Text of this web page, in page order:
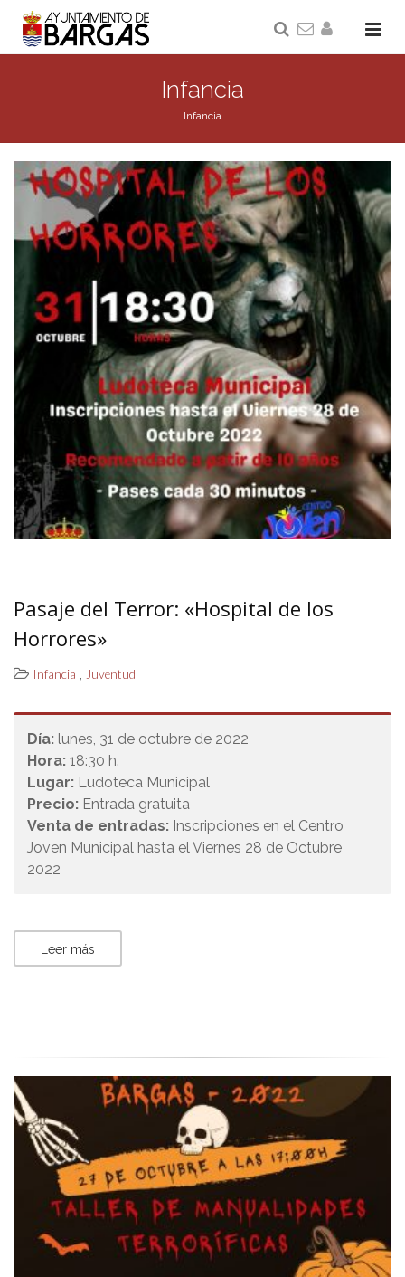
Infancia
Infancia
Pasaje del Terror: «Hospital de los
Horrores»
Infancia , Juventud
Día: lunes, 31 de octubre de 2022
Hora: 18:30 h.
Lugar: Ludoteca Municipal
Precio: Entrada gratuita
Venta de entradas: Inscripciones en el Centro
Joven Municipal hasta el Viernes 28 de Octubre
2022
Leer más